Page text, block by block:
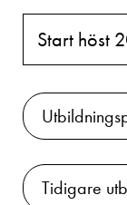
Start höst
Tidigare